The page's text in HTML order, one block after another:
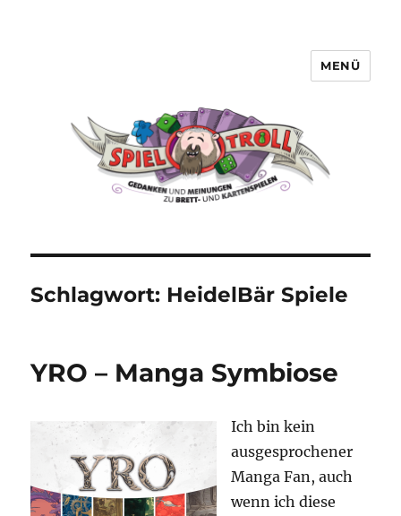
MENÜ
Schlagwort: HeidelBär Spiele
YRO – Manga Symbiose
Ich bin kein
ausgesprochener
Manga Fan, auch
wenn ich diese